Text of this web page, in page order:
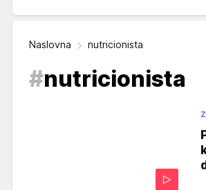
Naslovna nutricionista
#nutricionista